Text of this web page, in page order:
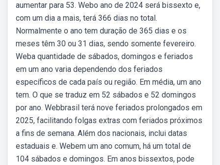
aumentar para 53. Webo ano de 2024 será bissexto e,
com um dia a mais, terá 366 dias no total.
Normalmente o ano tem duração de 365 dias e os
meses têm 30 ou 31 dias, sendo somente fevereiro.
Weba quantidade de sábados, domingos e feriados
em um ano varia dependendo dos feriados
específicos de cada país ou região. Em média, um ano
tem. O que se traduz em 52 sábados e 52 domingos
por ano. Webbrasil terá nove feriados prolongados em
2025, facilitando folgas extras com feriados próximos
a fins de semana. Além dos nacionais, inclui datas
estaduais e. Webem um ano comum, há um total de
104 sábados e domingos. Em anos bissextos, pode